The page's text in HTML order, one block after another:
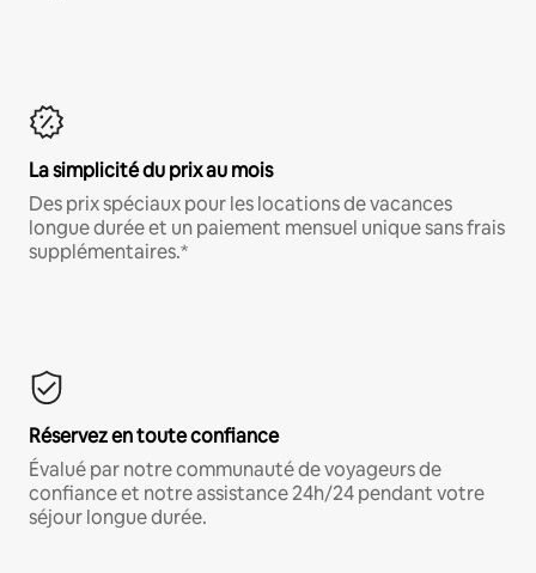
La simplicité du prix au mois
Des prix spéciaux pour les locations de vacances
longue durée et un paiement mensuel unique sans frais
supplémentaires.*
Réservez en toute confiance
Évalué par notre communauté de voyageurs de
confiance et notre assistance 24h/24 pendant votre
séjour longue durée.